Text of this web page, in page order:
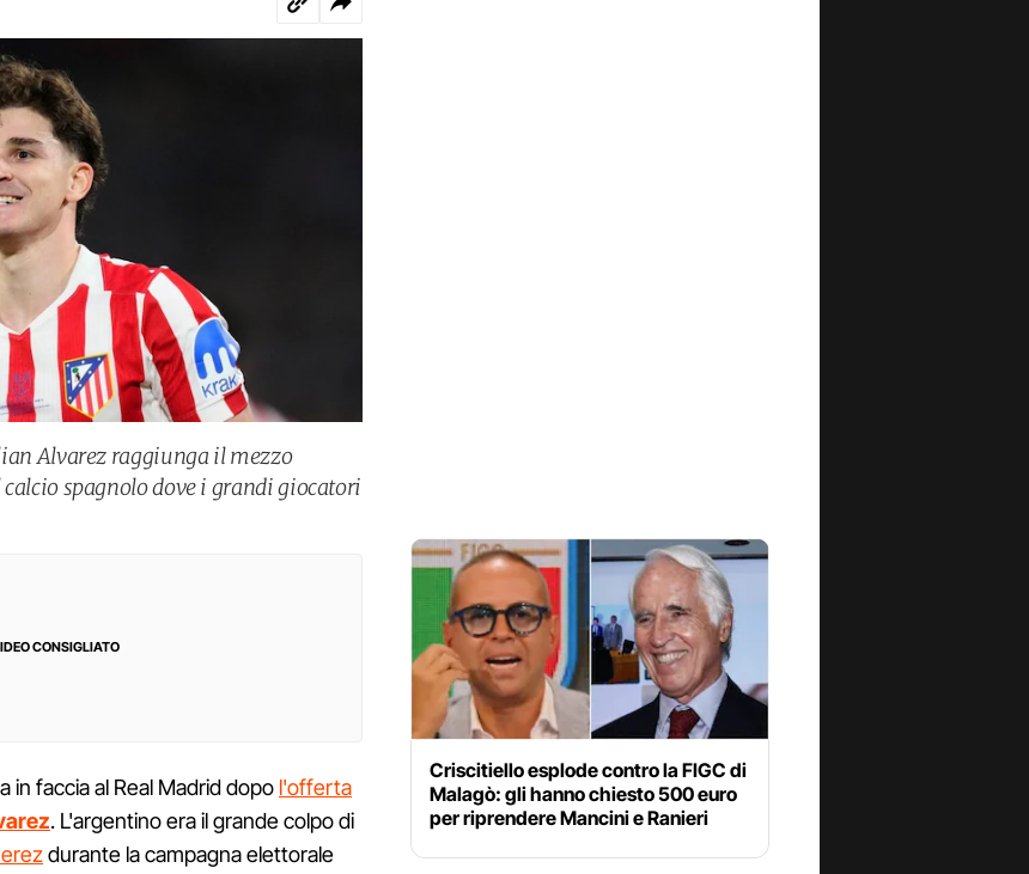
Alvarez raggiunga il mezzo
spagnolo dove i grandi giocatori
CONSIGLIATO
in faccia al Real Madrid dopo l'offerta
. L'argentino era il grande colpo di
durante la campagna elettorale
Criscitiello esplode contro la FIGC di
Malagò: gli hanno chiesto 500 euro
per riprendere Mancini e Ranieri